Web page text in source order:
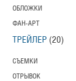
ОБЛОЖКИ
ФАН-АРТ
ТРЕЙЛЕР (20)
СЪЕМКИ
ОТРЫВОК